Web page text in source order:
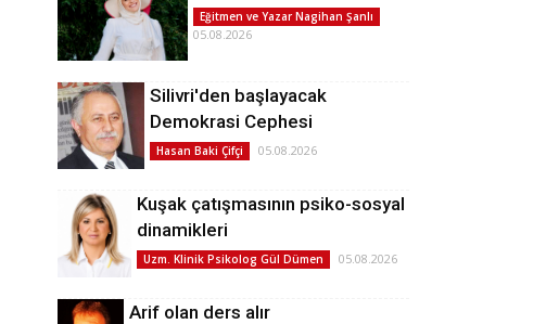
Eğitmen ve Yazar Nagihan Şanlı
05.08.2026
Silivri'den başlayacak
Demokrasi Cephesi
Hasan Baki Çifçi 05.08.2026
Kuşak çatışmasının psiko-sosyal
dinamikleri
Uzm. Klinik Psikolog Gül Dümen 05.08.2026
Arif olan ders alır